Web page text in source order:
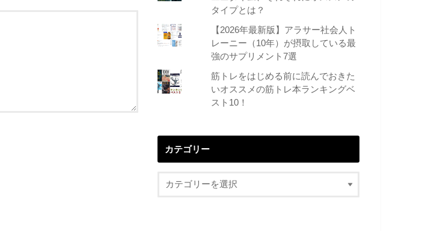
タイプとは？
【2026年最新版】アラサー社会人ト
レーニー（10年）が摂取している最
強のサプリメント7選
筋トレをはじめる前に読んでおきた
いオススメの筋トレ本ランキングベ
スト10！
カテゴリー